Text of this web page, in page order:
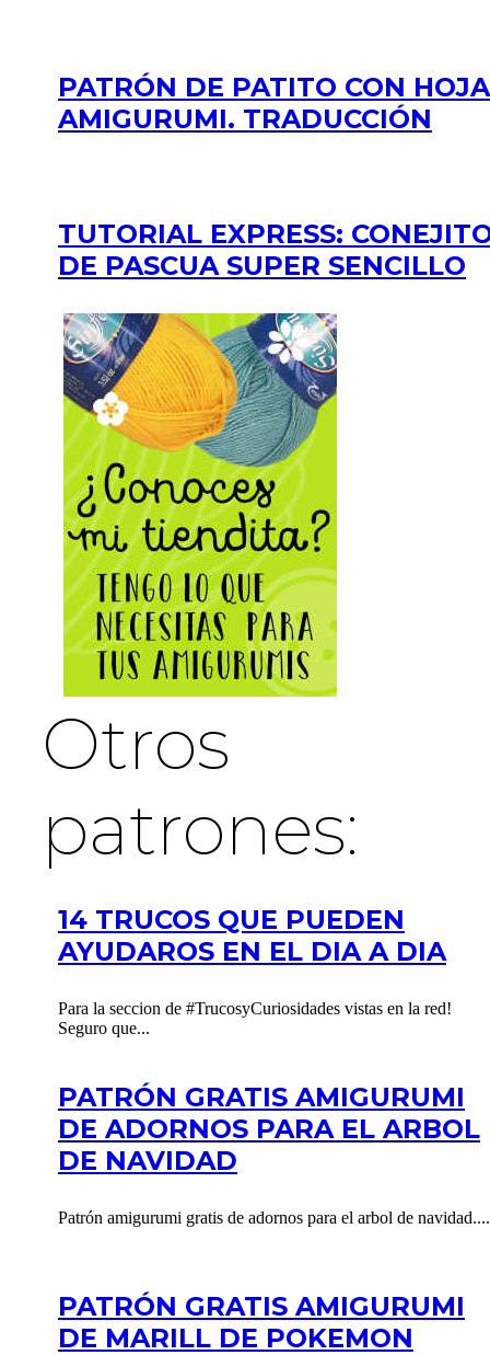
PATRÓN DE PATITO CON HOJA
AMIGURUMI. TRADUCCIÓN
TUTORIAL EXPRESS:
DE PASCUA SUPER SENCILLO
Otros
patrones:
14 TRUCOS QUE PUEDEN
AYUDAROS EN EL DIA A DIA
Para la seccion de #TrucosyCuriosidades vistas en la red!
Seguro que...
PATRÓN GRATIS AMIGURUMI
DE ADORNOS PARA EL ARBOL
DE NAVIDAD
Patrón amigurumi gratis de adornos para el arbol de navidad....
PATRÓN GRATIS AMIGURUMI
DE MARILL DE POKEMON